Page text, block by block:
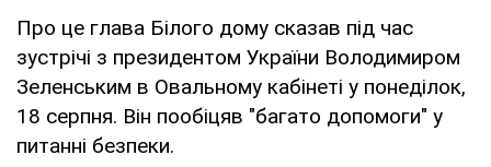
Про це глава Білого дому сказав під час
зустрічі з президентом України Володимиром
Зеленським в Овальному кабінеті у понеділок,
18 серпня. Він пообіцяв "багато допомоги" у
питанні безпеки.